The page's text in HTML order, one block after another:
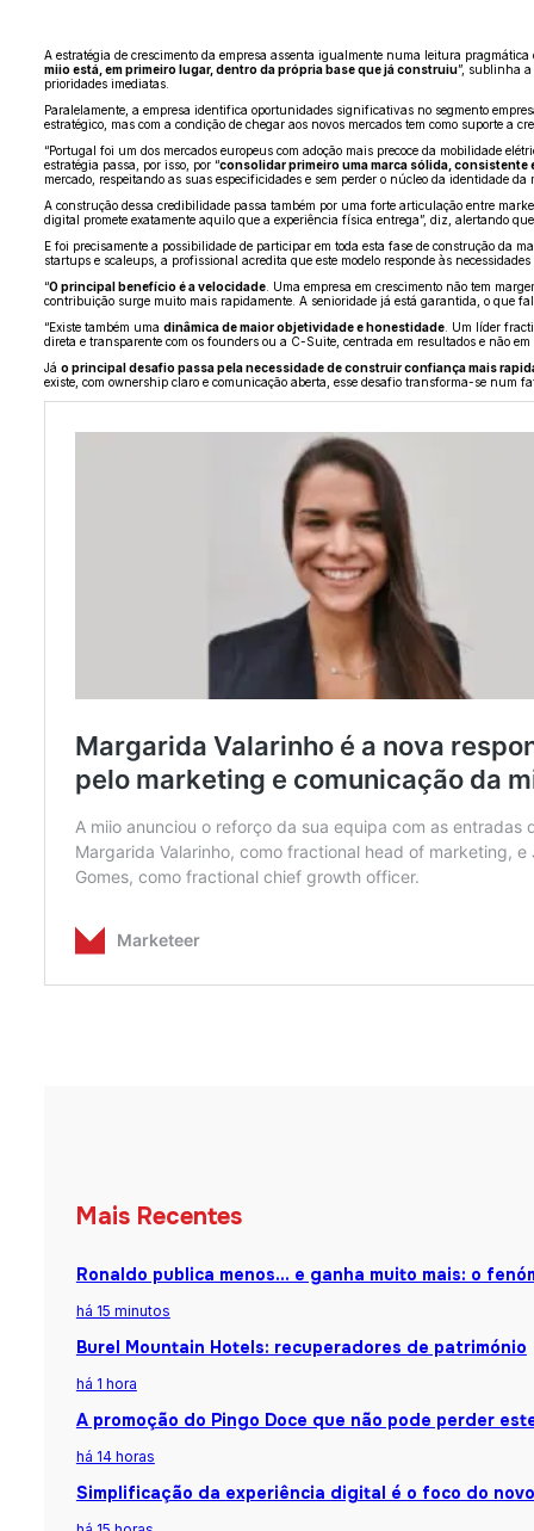
A estratégia de crescimento da empresa assenta igualmente numa leitura
miio está, em primeiro lugar, dentro da própria base que já construiu”, sublinha a
prioridades imediatas.
Paralelamente, a empresa identifica oportunidades significativas no segmento
estratégico, mas com a condição de chegar aos novos mercados tem como suporte a
“Portugal foi um dos mercados europeus com adoção mais precoce da mobilidade
estratégia passa, por isso, por “consolidar primeiro uma marca sólida, consistente
mercado, respeitando as suas especificidades e sem perder o núcleo da identidade da
A construção dessa credibilidade passa também por uma forte articulação entre
digital promete exatamente aquilo que a experiência física entrega”, diz, alertando
E foi precisamente a possibilidade de participar em toda esta fase de construção da
startups e scaleups, a profissional acredita que este modelo responde às
“O principal benefício é a velocidade. Uma empresa em crescimento não tem
contribuição surge muito mais rapidamente. A senioridade já está garantida, o que
“Existe também uma dinâmica de maior objetividade e honestidade. Um líder
direta e transparente com os founders ou a C-Suite, centrada em resultados e não
Já o principal desafio passa pela necessidade de construir confiança mais
existe, com ownership claro e comunicação aberta, esse desafio transforma-se num
Mais Recentes
Ronaldo publica menos… e ganha muito mais: o
há 15 minutos
Burel Mountain Hotels: recuperadores de património
há 1 hora
A promoção do Pingo Doce que não pode perder
há 14 horas
Simplificação da experiência digital é o foco do